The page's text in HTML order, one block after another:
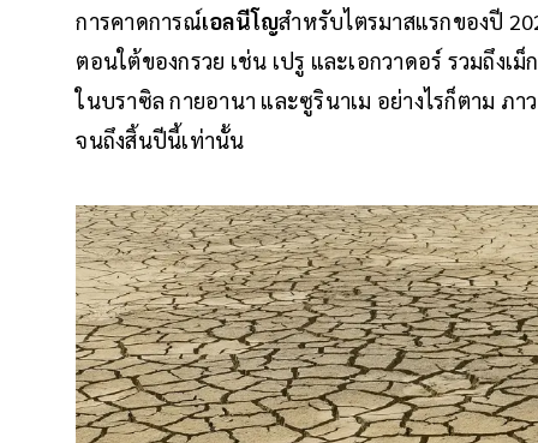
การคาดการณ์เอลนีโญสำหรับไตรมาสแรกของปี
ตอนใต้ของกรวย เช่น เปรู และเอกวาดอร์ รวมถึง
ในบราซิล กายอานา และซูรินาเม อย่างไรก็ตาม ภ
จนถึงสิ้นปีนี้เท่านั้น